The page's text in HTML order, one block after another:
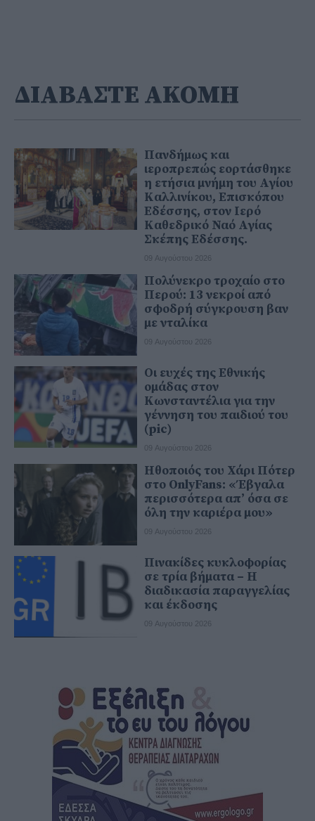
ΔΙΑΒΑΣΤΕ ΑΚΟΜΗ
Πανδήμως και
ιεροπρεπώς εορτάσθηκε
η ετήσια μνήμη του Αγίου
Καλλινίκου, Επισκόπου
Εδέσσης, στον Ιερό
Καθεδρικό Ναό Αγίας
Σκέπης Εδέσσης.
09 Αυγούστου 2026
Πολύνεκρο τροχαίο στο
Περού: 13 νεκροί από
σφοδρή σύγκρουση βαν
με νταλίκα
09 Αυγούστου 2026
Οι ευχές της Εθνικής
ομάδας στον
Κωνσταντέλια για την
γέννηση του παιδιού του
(pic)
09 Αυγούστου 2026
Ηθοποιός του Χάρι Πότερ
στο OnlyFans: «Έβγαλα
περισσότερα απ’ όσα σε
όλη την καριέρα μου»
09 Αυγούστου 2026
Πινακίδες κυκλοφορίας
σε τρία βήματα – Η
διαδικασία παραγγελίας
και έκδοσης
09 Αυγούστου 2026